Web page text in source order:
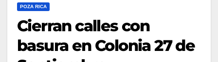
POZA RICA
Cierran calles con
basura en Colonia 27 de